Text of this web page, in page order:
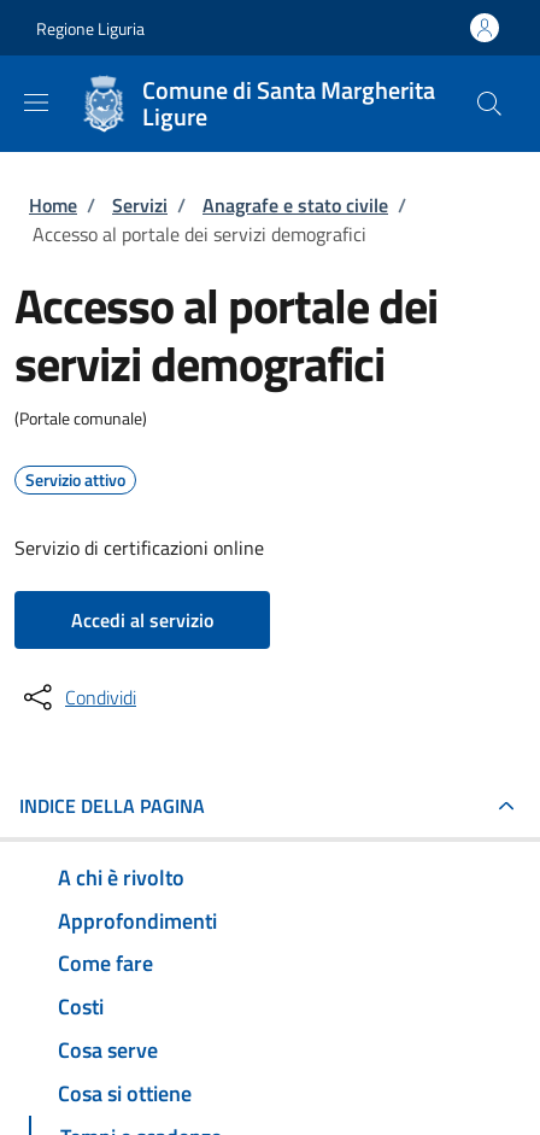
Regione Liguria
Comune di Santa Margherita
Ligure
Briciole di pane
Home / Servizi / Anagrafe e stato civile /
Accesso al portale dei servizi demografici
Accesso al portale dei
servizi demografici
(Portale comunale)
Servizio attivo
Servizio di certificazioni online
Accedi al servizio
Condividi
INDICE DELLA PAGINA
A chi è rivolto
Approfondimenti
Come fare
Costi
Cosa serve
Cosa si ottiene